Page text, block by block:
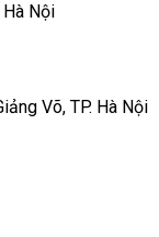
Nội
Võ, TP. Hà Nội